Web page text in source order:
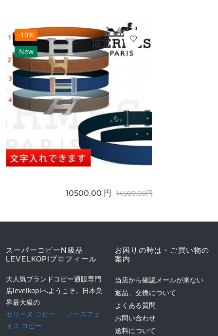
-10%
New
10500.00 円 14500.00円
スーパーコピーN級品
LEVELKOPIプロフィール
大人気ブランドコピー通販専門
店levelkopiへようこそ。日本業
界最大級の
セリーヌ コピー
ノースフェ
イス コピー
お困りの時は・ご買い物の
案内
当店から確認メールが来ない
返品、交換について
よくある質問
お問い合わせ
送料について